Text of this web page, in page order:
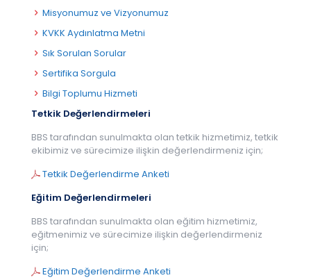
Misyonumuz ve Vizyonumuz
KVKK Aydınlatma Metni
Sık Sorulan Sorular
Sertifika Sorgula
Bilgi Toplumu Hizmeti
Tetkik Değerlendirmeleri
BBS tarafından sunulmakta olan tetkik hizmetimiz, tetkik
ekibimiz ve sürecimize ilişkin değerlendirmeniz için;
Tetkik Değerlendirme Anketi
Eğitim Değerlendirmeleri
BBS tarafından sunulmakta olan eğitim hizmetimiz,
eğitmenimiz ve sürecimize ilişkin değerlendirmeniz
için;
Eğitim Değerlendirme Anketi